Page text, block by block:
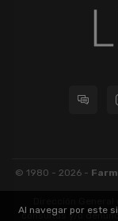
© 1980 - 2026 -
Dirección
consultas y/o
Al navegar por este